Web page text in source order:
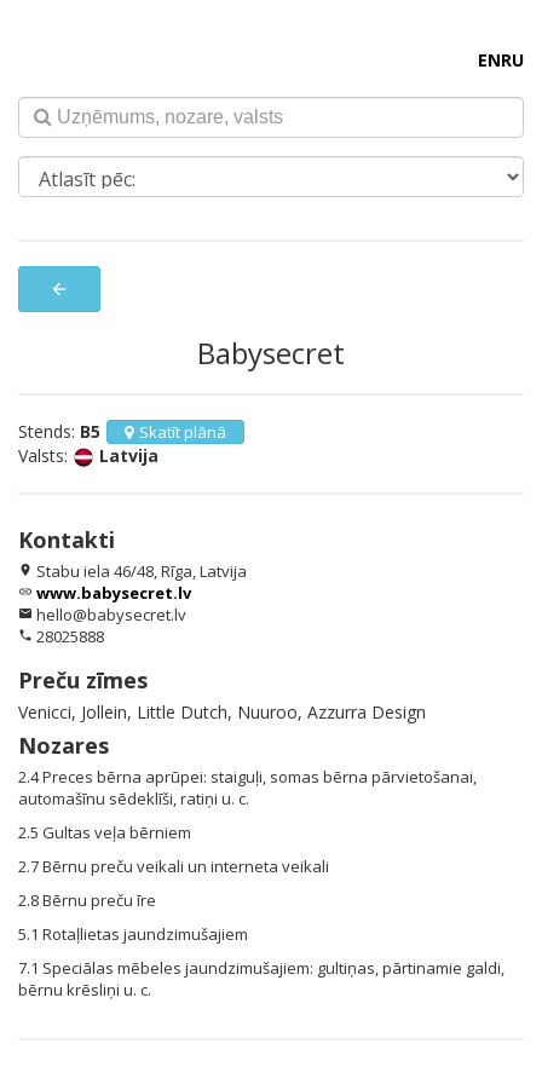
ENRU
arrow_back
Babysecret
Stends: B5 Skatīt plānā
Valsts: Latvija
Kontakti
location_on Stabu iela 46/48, Rīga, Latvija
link www.babysecret.lv
email hello@babysecret.lv
phone 28025888
Preču zīmes
Venicci, Jollein, Little Dutch, Nuuroo, Azzurra Design
Nozares
2.4 Preces bērna aprūpei: staiguļi, somas bērna pārvietošanai,
automašīnu sēdeklīši, ratiņi u. c.
2.5 Gultas veļa bērniem
2.7 Bērnu preču veikali un interneta veikali
2.8 Bērnu preču īre
5.1 Rotaļlietas jaundzimušajiem
7.1 Speciālas mēbeles jaundzimušajiem: gultiņas, pārtinamie galdi,
bērnu krēsliņi u. c.